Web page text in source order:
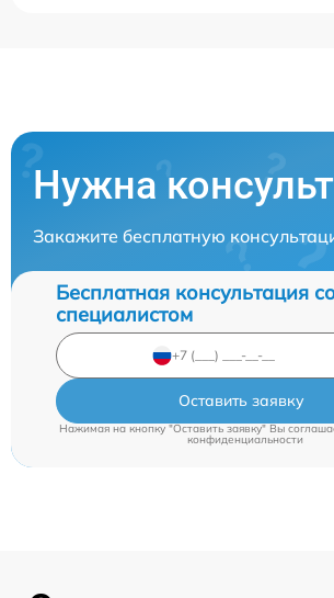
Нужна
Закажите бесплатную
Бесплатная консультация
специалистом
Оставить заявку
Нажимая на кнопку "Оставить заявку" Вы
конфиденциальности